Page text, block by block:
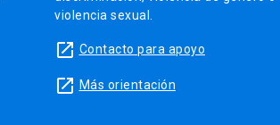
violencia sexual.
launch Contacto para apoyo
launch Más orientación